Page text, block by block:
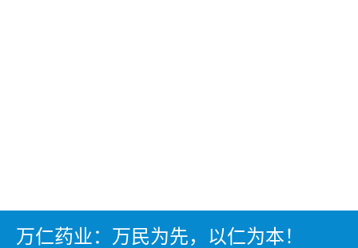
万仁药业：万民为先，以仁为本！